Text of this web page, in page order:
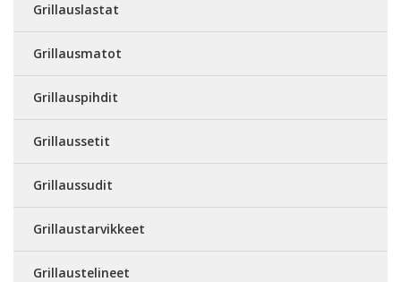
Grillauslastat
Grillausmatot
Grillauspihdit
Grillaussetit
Grillaussudit
Grillaustarvikkeet
Grillaustelineet